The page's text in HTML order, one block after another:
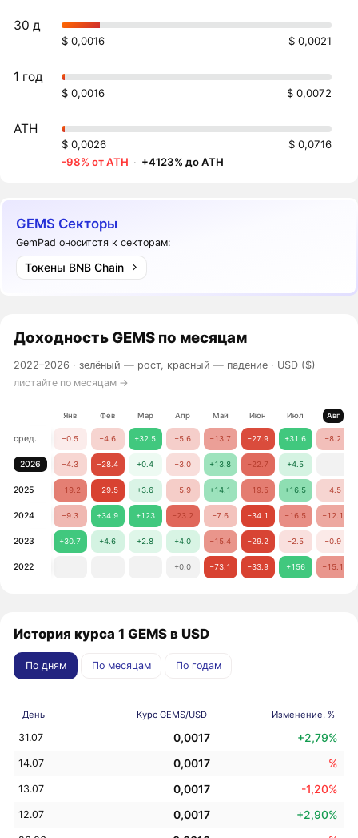
30 д
$ 0,0016 $ 0,0021
1 год
$ 0,0016 $ 0,0072
ATH
$ 0,0026
$ 0,0716
-98% от ATH · +4123% до ATH
GEMS Секторы
GemPad оноситстя к секторам:
Токены BNB Chain
Доходность GEMS по месяцам
2022–2026 ·зелёный — рост, красный — падение · USD ($)
листайте по месяцам →
Янв Фев Мар Апр Май Июн Июл Авг
сред. −0.5 −4.6 +32.5 −5.6 −13.7 −27.9 +31.6 −8.2
2026 −4.3 −28.4 +0.4 −3.0 +13.8 −22.7 +4.5
2025 −19.2 −29.5 +3.6 −5.9 +14.1 −19.5 +16.5 −4.5
2024 −9.3 +34.9 +123 −23.2 −7.6 −34.1 −16.5 −12.1
2023 +30.7 +4.6 +2.8 +4.0 −15.4 −29.2 −2.5 −0.9
2022 +0.0 −73.1 −33.9 +156 −15.1
История курса 1 GEMS в USD
По дням По месяцам По годам
День Курс GEMS/USD Изменение, %
31.07 0,0017 +2,79%
14.07 0,0017 %
13.07 0,0017 -1,20%
12.07 0,0017 +2,90%